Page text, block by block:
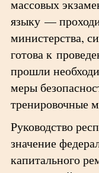
массовых
языку —
министерства,
готова к
прошли
меры
тренировочные
Руководство
значение
капитального